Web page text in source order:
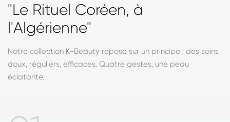
"Le Rituel Coréen, à
l'Algérienne"
Notre collection K-Beauty repose sur un principe : des soins
doux, réguliers, efficaces. Quatre gestes, une peau
éclatante.